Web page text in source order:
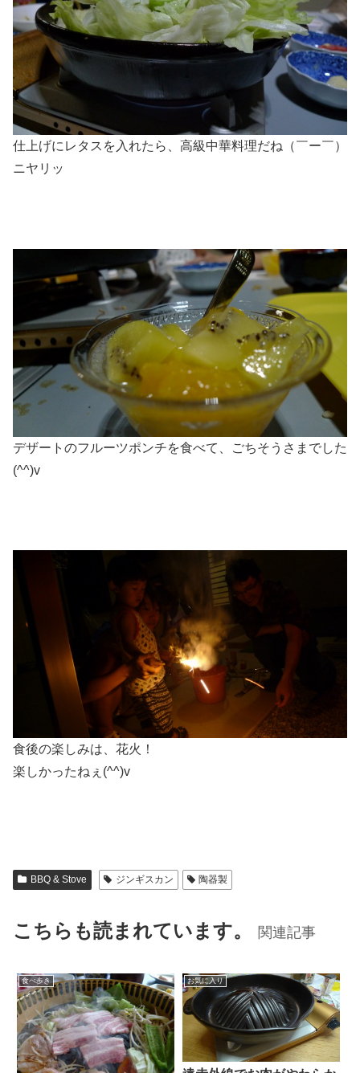
仕上げにレタスを入れたら、高級中華料理だね（￣ー￣）
ニヤリッ
デザートのフルーツポンチを食べて、ごちそうさまでした
(^^)v
食後の楽しみは、花火！
楽しかったねぇ(^^)v
BBQ & Stove ジンギスカン 陶器製
こちらも読まれています。 関連記事
食べ歩き お気に入り